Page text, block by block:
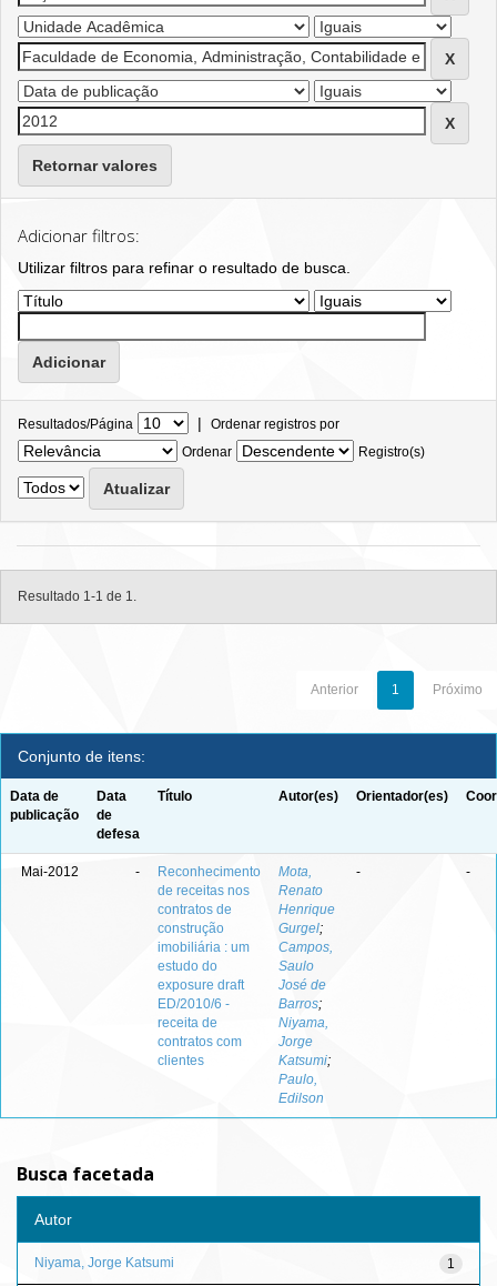
Retornar valores
Adicionar filtros:
Utilizar filtros para refinar o resultado de busca.
Resultados/Página | Ordenar registros por
Ordenar
Registro(s)
Resultado 1-1 de 1.
Anterior 1 Próximo
Conjunto de itens:
Data de
publicação
Data
de
defesa
Título Autor(es) Orientador(es)
Mai-2012 -
Reconhecimento
de receitas nos
contratos de
construção
imobiliária : um
estudo do
exposure draft
ED/2010/6 -
receita de
contratos com
clientes
Mota,
Renato
Henrique
Gurgel;
Campos,
Saulo
José de
Barros;
Niyama,
Jorge
Katsumi;
Paulo,
Edilson
- -
Busca facetada
Autor
1
Niyama, Jorge Katsumi